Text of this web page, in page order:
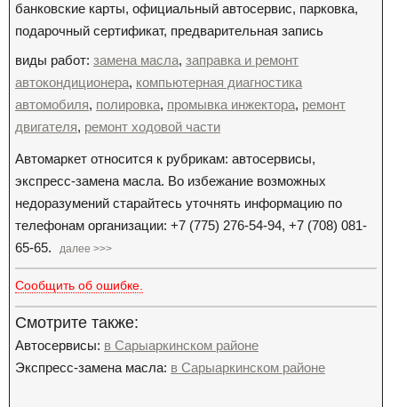
банковские карты, официальный автосервис, парковка,
подарочный сертификат, предварительная запись
виды работ: замена масла, заправка и ремонт
автокондиционера, компьютерная диагностика
автомобиля, полировка, промывка инжектора, ремонт
двигателя, ремонт ходовой части
Автомаркет относится к рубрикам: автосервисы,
экспресс-замена масла. Во избежание возможных
недоразумений старайтесь уточнять информацию по
телефонам организации: +7 (775) 276-54-94, +7 (708) 081-
65-65.
далее >>>
Сообщить об ошибке.
Смотрите также:
Автосервисы: в Сарыаркинском районе
Экспресс-замена масла: в Сарыаркинском районе